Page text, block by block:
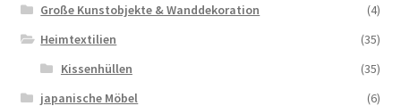
Große Kunstobjekte & Wanddekoration
(4)
Heimtextilien
(35)
Kissenhüllen
(35)
japanische Möbel
(6)